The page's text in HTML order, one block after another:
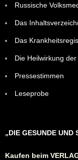
Russische
Das
Das
Die Heilwirkung
Pressestimmen
Leseprobe
„DIE GESUNDE UND
Kaufen beim